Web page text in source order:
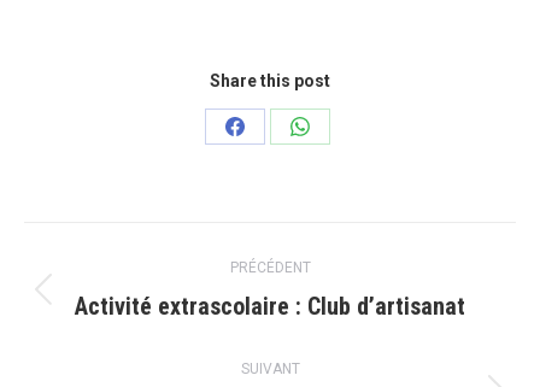
Share this post
PartagerPartager
article
PRÉCÉDENT
Article
:
Activité extrascolaire : Club d’artisanat
SUIVANT